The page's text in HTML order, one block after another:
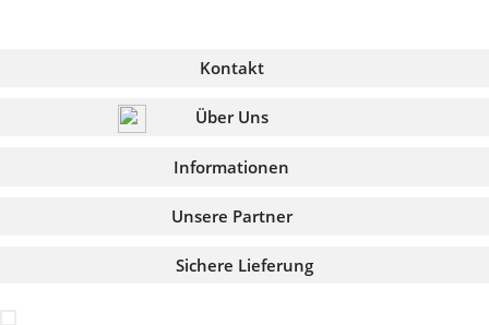
Kontakt
Über Uns
Informationen
Sichere Lieferung
Unsere Partner